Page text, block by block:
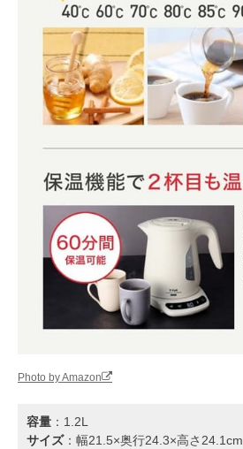
Photo by Amazon
容量 ：1.2L
サイズ：幅21.5×奥行24.3×高さ24.1cm